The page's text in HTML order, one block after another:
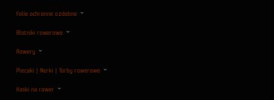
Folie ochronne ozdobne
Błotniki rowerowe
Rowery
Plecaki | Nerki | Torby rowerowe
Kaski na rower